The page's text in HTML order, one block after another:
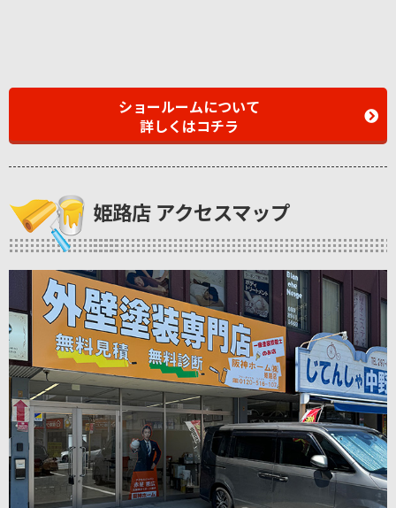
ショールームについて
詳しくはコチラ
姫路店 アクセスマップ